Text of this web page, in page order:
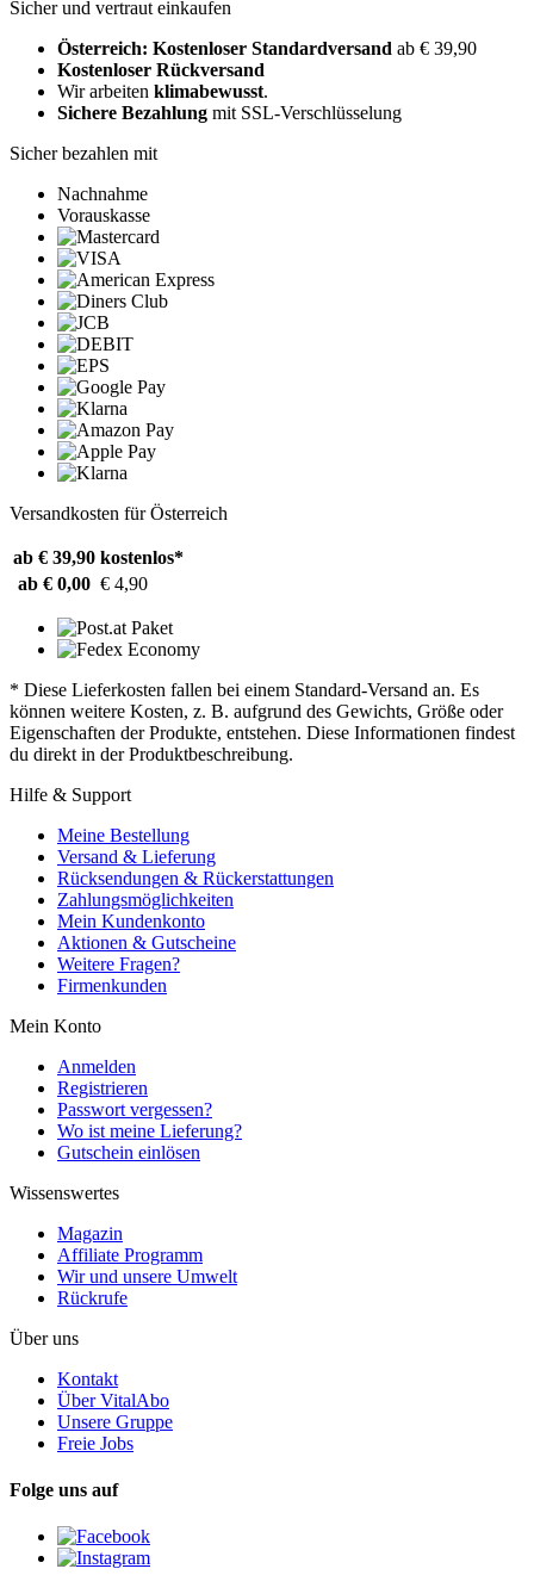
Sicher und vertraut einkaufen
Österreich: Kostenloser Standardversand ab € 39,90
Kostenloser Rückversand
Wir arbeiten klimabewusst.
Sichere Bezahlung mit SSL-Verschlüsselung
Sicher bezahlen mit
Nachnahme
Vorauskasse
Versandkosten für Österreich
ab € 39,90 kostenlos*
ab € 0,00 € 4,90
* Diese Lieferkosten fallen bei einem Standard-Versand an. Es
können weitere Kosten, z. B. aufgrund des Gewichts, Größe oder
Eigenschaften der Produkte, entstehen. Diese Informationen findest
du direkt in der Produktbeschreibung.
Hilfe & Support
Meine Bestellung
Versand & Lieferung
Rücksendungen & Rückerstattungen
Zahlungsmöglichkeiten
Mein Kundenkonto
Aktionen & Gutscheine
Weitere Fragen?
Firmenkunden
Mein Konto
Anmelden
Registrieren
Passwort vergessen?
Wo ist meine Lieferung?
Gutschein einlösen
Wissenswertes
Magazin
Affiliate Programm
Wir und unsere Umwelt
Rückrufe
Über uns
Kontakt
Über VitalAbo
Unsere Gruppe
Freie Jobs
Folge uns auf